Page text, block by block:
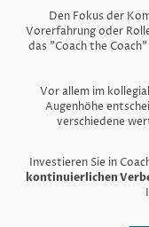
Investieren Sie in
kontinuierlichen
Den Fokus der
Vorerfahrung oder
das "Coach the
Vor allem im
Augenhöhe
verschiedene